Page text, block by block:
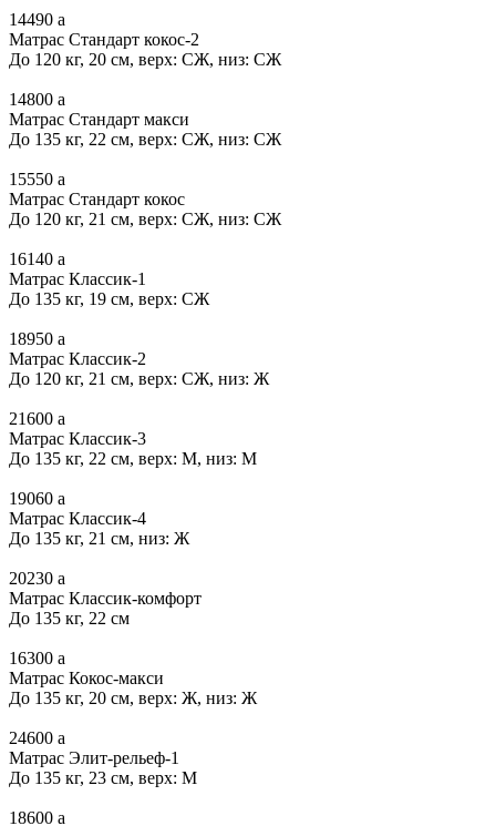
14490 a
Матрас Стандарт кокос-2
До 120 кг, 20 см, верх: СЖ, низ: СЖ
14800 a
Матрас Стандарт макси
До 135 кг, 22 см, верх: СЖ, низ: СЖ
15550 a
Матрас Стандарт кокос
До 120 кг, 21 см, верх: СЖ, низ: СЖ
16140 a
Матрас Классик-1
До 135 кг, 19 см, верх: СЖ
18950 a
Матрас Классик-2
До 120 кг, 21 см, верх: СЖ, низ: Ж
21600 a
Матрас Классик-3
До 135 кг, 22 см, верх: М, низ: М
19060 a
Матрас Классик-4
До 135 кг, 21 см, низ: Ж
20230 a
Матрас Классик-комфорт
До 135 кг, 22 см
16300 a
Матрас Кокос-макси
До 135 кг, 20 см, верх: Ж, низ: Ж
24600 a
Матрас Элит-рельеф-1
До 135 кг, 23 см, верх: М
18600 a